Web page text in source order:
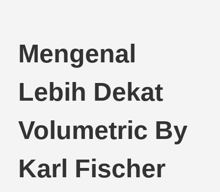
Mengenal
Lebih Dekat
Volumetric By
Karl Fischer